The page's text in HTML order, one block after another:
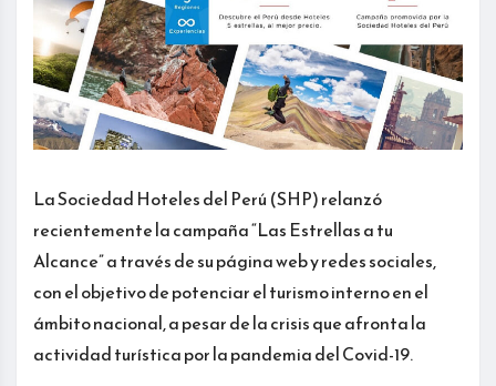
La Sociedad Hoteles del Perú (SHP) relanzó
recientemente la campaña “Las Estrellas a tu
Alcance” a través de su página web y redes sociales,
con el objetivo de potenciar el turismo interno en el
ámbito nacional, a pesar de la crisis que afronta la
actividad turística por la pandemia del Covid-19.